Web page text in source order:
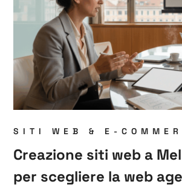
SITI WEB & E-
Creazione siti web a
per scegliere la web